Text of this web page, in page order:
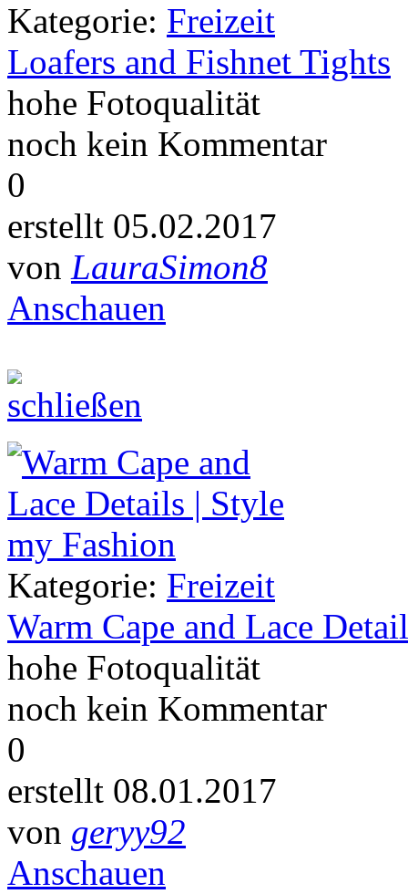
Kategorie: Freizeit
Loafers and Fishnet Tights
hohe Fotoqualität
noch kein Kommentar
0
erstellt 05.02.2017
von LauraSimon8
Anschauen
Kategorie: Freizeit
Warm Cape and Lace
hohe Fotoqualität
noch kein Kommentar
0
erstellt 08.01.2017
von geryy92
Anschauen